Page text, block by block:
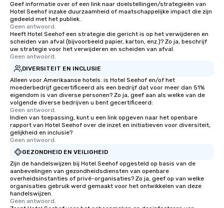
Geef informatie over of een link naar doelstellingen/strategieën van
Hotel Seehof inzake duurzaamheid of maatschappelijke impact die zijn
gedeeld met het publiek.
Geen antwoord.
Heeft Hotel Seehof een strategie die gericht is op het verwijderen en
scheiden van afval (bijvoorbeeld papier, karton, enz.)? Zo ja, beschrijf
uw strategie voor het verwijderen en scheiden van afval.
Geen antwoord.
DIVERSITEIT EN INCLUSIE
Alleen voor Amerikaanse hotels: is Hotel Seehof en/of het
moederbedrijf gecertificeerd als een bedrijf dat voor meer dan 51%
eigendom is van diverse personen? Zo ja, geef aan als welke van de
volgende diverse bedrijven u bent gecertificeerd:
Geen antwoord.
Indien van toepassing, kunt u een link opgeven naar het openbare
rapport van Hotel Seehof over de inzet en initiatieven voor diversiteit,
gelijkheid en inclusie?
Geen antwoord.
GEZONDHEID EN VEILIGHEID
Zijn de handelswijzen bij Hotel Seehof opgesteld op basis van de
aanbevelingen van gezondheidsdiensten van openbare
overheidsinstanties of privé-organisaties? Zo ja, geef op van welke
organisaties gebruik werd gemaakt voor het ontwikkelen van deze
handelswijzen.
Geen antwoord.